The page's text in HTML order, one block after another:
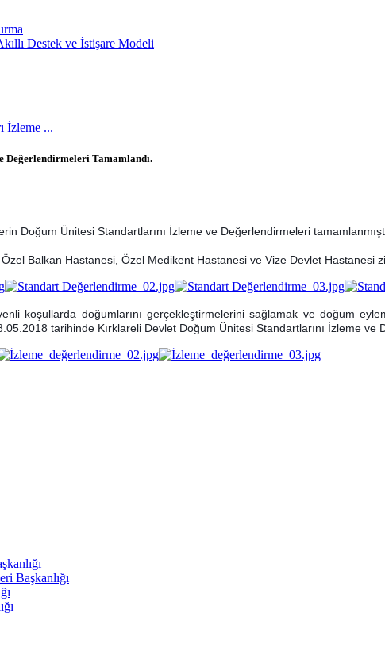
Destek ve İstişare Modeli
İzleme ...
Değerlendirmeleri Tamamlandı.
Doğum Ünitesi Standartlarını İzleme ve Değerlendirmeleri
Balkan Hastanesi, Özel Medikent Hastanesi ve Vize Devlet Hastanesi
koşullarda doğumlarını gerçekleştirmelerini sağlamak ve doğum
tarihinde Kırklareli Devlet Doğum Ünitesi Standartlarını İzleme ve
Başkanlığı